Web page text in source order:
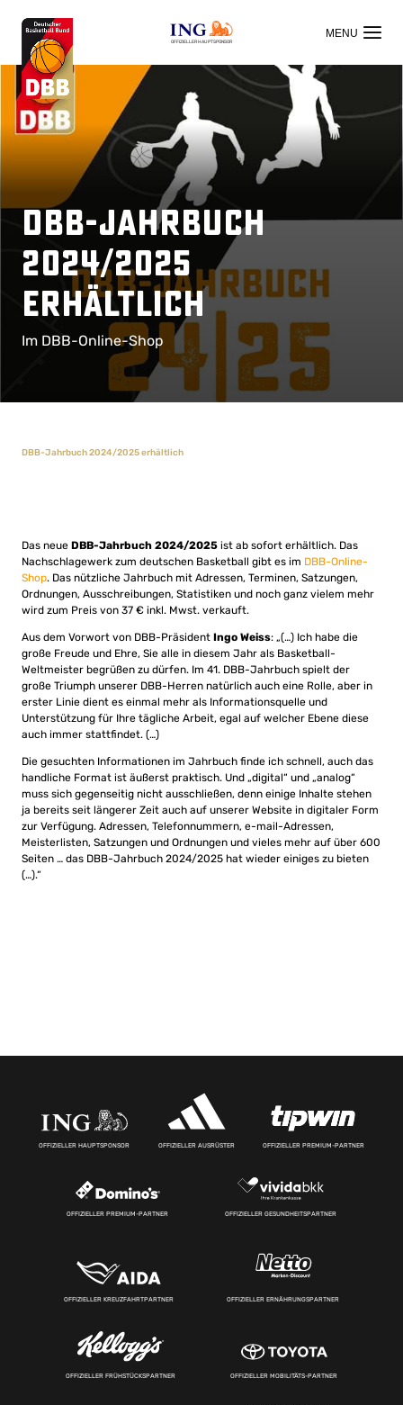
OFFIZIELLER HAUPTSPONSOR
DBB-Jahrbuch
2024/2025
erhältlich
Im DBB-Online-Shop
DBB-Jahrbuch 2024/2025 erhältlich
Das neue DBB-Jahrbuch 2024/2025 ist ab sofort erhältlich. Das
Nachschlagewerk zum deutschen Basketball gibt es im DBB-Online-
Shop. Das nützliche Jahrbuch mit Adressen, Terminen, Satzungen,
Ordnungen, Ausschreibungen, Statistiken und noch ganz vielem mehr
wird zum Preis von 37 € inkl. Mwst. verkauft.
Aus dem Vorwort von DBB-Präsident Ingo Weiss: „(…) Ich habe die
große Freude und Ehre, Sie alle in diesem Jahr als Basketball-
Weltmeister begrüßen zu dürfen. Im 41. DBB-Jahrbuch spielt der
große Triumph unserer DBB-Herren natürlich auch eine Rolle, aber in
erster Linie dient es einmal mehr als Informationsquelle und
Unterstützung für Ihre tägliche Arbeit, egal auf welcher Ebene diese
auch immer stattfindet. (…)
Die gesuchten Informationen im Jahrbuch finde ich schnell, auch das
handliche Format ist äußerst praktisch. Und „digital“ und „analog“
muss sich gegenseitig nicht ausschließen, denn einige Inhalte stehen
ja bereits seit längerer Zeit auch auf unserer Website in digitaler Form
zur Verfügung. Adressen, Telefonnummern, e-mail-Adressen,
Meisterlisten, Satzungen und Ordnungen und vieles mehr auf über 600
Seiten … das DBB-Jahrbuch 2024/2025 hat wieder einiges zu bieten
(…).“
OFFIZIELLER HAUPTSPONSOR OFFIZIELLER AUSRÜSTER OFFIZIELLER PREMIUM-PARTNER
OFFIZIELLER PREMIUM-PARTNER OFFIZIELLER GESUNDHEITSPARTNER
OFFIZIELLER KREUZFAHRTPARTNER OFFIZIELLER ERNÄHRUNGSPARTNER
OFFIZIELLER FRÜHSTÜCKSPARTNER OFFIZIELLER MOBILITÄTS-PARTNER